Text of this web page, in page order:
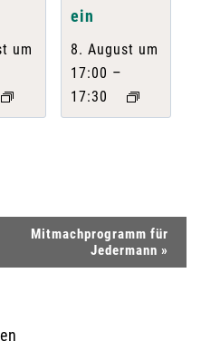
um
ein
8. August um
17:00 –
17:30
Mitmachprogramm für
Jedermann »